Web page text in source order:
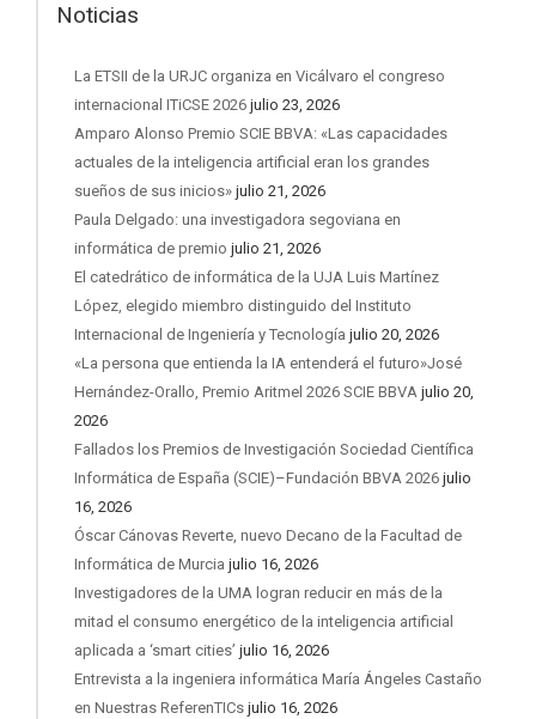
Noticias
La ETSII de la URJC organiza en Vicálvaro el congreso
internacional ITiCSE 2026 julio 23, 2026
Amparo Alonso Premio SCIE BBVA: «Las capacidades
actuales de la inteligencia artificial eran los grandes
sueños de sus inicios» julio 21, 2026
Paula Delgado: una investigadora segoviana en
informática de premio julio 21, 2026
El catedrático de informática de la UJA Luis Martínez
López, elegido miembro distinguido del Instituto
Internacional de Ingeniería y Tecnología julio 20, 2026
«La persona que entienda la IA entenderá el futuro»José
Hernández-Orallo, Premio Aritmel 2026 SCIE BBVA julio 20,
2026
Fallados los Premios de Investigación Sociedad Científica
Informática de España (SCIE)–Fundación BBVA 2026 julio
16, 2026
Óscar Cánovas Reverte, nuevo Decano de la Facultad de
Informática de Murcia julio 16, 2026
Investigadores de la UMA logran reducir en más de la
mitad el consumo energético de la inteligencia artificial
aplicada a ‘smart cities’ julio 16, 2026
Entrevista a la ingeniera informática María Ángeles Castaño
en Nuestras ReferenTICs julio 16, 2026